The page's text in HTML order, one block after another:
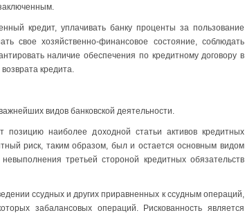
кредит, уплачивать банку проценты за пользование
свое хозяйственно-финансовое состояние, соблюдать
наличие обеспечения по кредитному договору в
кредита.
видов банковской деятельности.
наиболее доходной статьи активов кредитных
риск, таким образом, был и остается основным видом
третьей стороной кредитных обязательств
ссудных и других приравненных к ссудным операций,
забалансовых операций. Рискованность является